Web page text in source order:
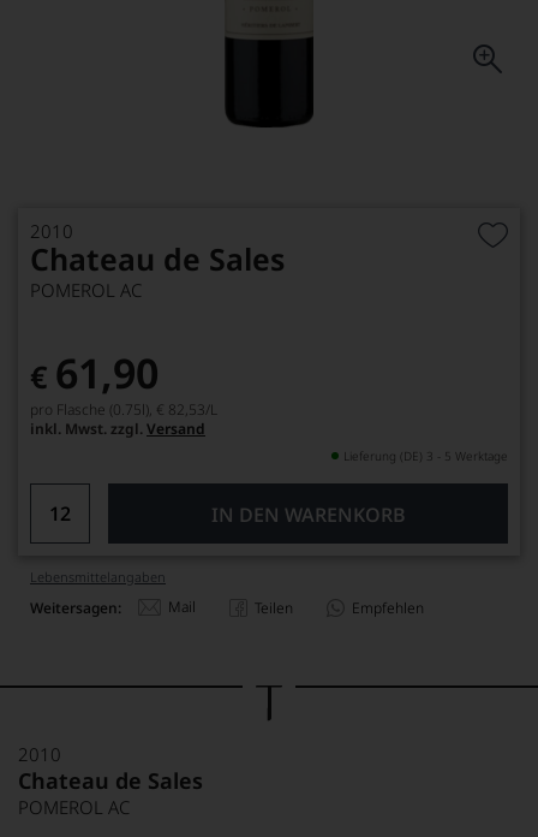
2010
Chateau de Sales
POMEROL AC
€ 61,90
pro Flasche (0.75l), € 82,53/L
inkl. Mwst. zzgl. Versand
Lieferung (DE) 3 - 5 Werktage
IN DEN WARENKORB
Lebensmittel­angaben
Weitersagen: Mail Teilen Empfehlen
2010
Chateau de Sales
POMEROL AC